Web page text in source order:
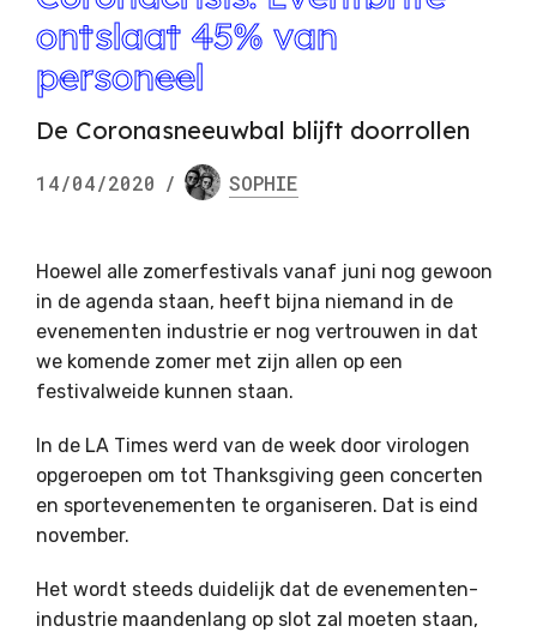
ontslaat 45% van
personeel
De Coronasneeuwbal blijft doorrollen
14/04/2020 / SOPHIE
Hoewel alle zomerfestivals vanaf juni nog gewoon
in de agenda staan, heeft bijna niemand in de
evenementen industrie er nog vertrouwen in dat
we komende zomer met zijn allen op een
festivalweide kunnen staan.
In de LA Times werd van de week door virologen
opgeroepen om tot Thanksgiving geen concerten
en sportevenementen te organiseren. Dat is eind
november.
Het wordt steeds duidelijk dat de evenementen-
industrie maandenlang op slot zal moeten staan,